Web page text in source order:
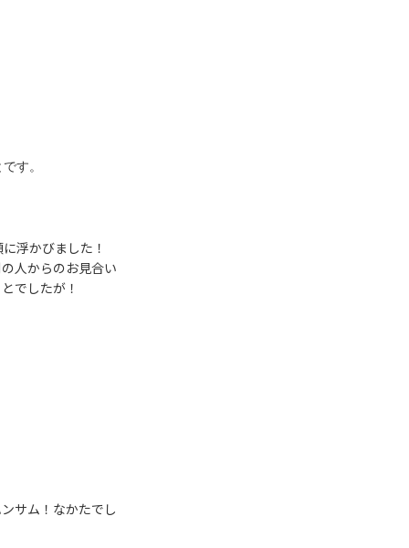
す。
浮かびました！
人からのお見合い
でしたが！
サム！なかたでし